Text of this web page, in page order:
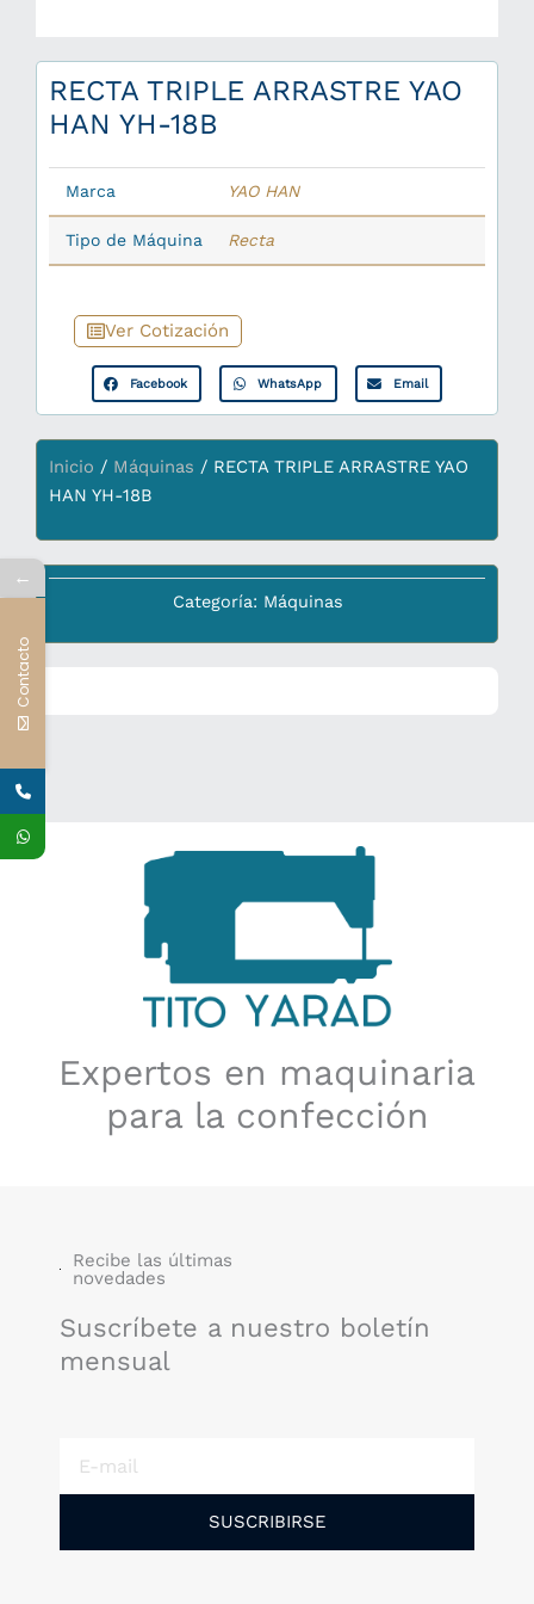
RECTA TRIPLE ARRASTRE YAO
HAN YH-18B
Marca YAO HAN
Tipo de Máquina Recta
Ver Cotización
Facebook WhatsApp Email
Inicio / Máquinas / RECTA TRIPLE ARRASTRE YAO
HAN YH-18B
Categoría: Máquinas
Expertos en maquinaria
para la confección
Recibe las últimas
novedades
Suscríbete a nuestro boletín
mensual
mail
SUSCRIBIRSE
←
Contacto